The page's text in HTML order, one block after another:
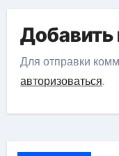
Для отправки
авторизоваться.